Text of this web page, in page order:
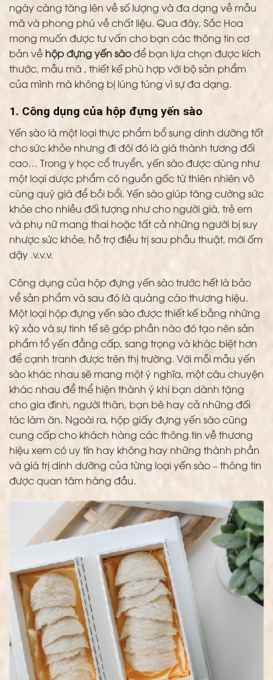
ngày càng tăng lên về số lượng và đa dạng về mẫu
mã và phong phú về chất liệu. Qua đây, Sắc Hoa
mong muốn được tư vấn cho bạn các thông tin cơ
bản về hộp đựng yến sàođể bạn lựa chọn được kích
thước, mẫu mã , thiết kế phù hợp với bộ sản phẩm
của mình mà không bị lúng túng vì sự đa dạng.
1. Công dụng của hộp đựng yến sào
Yến sào là một loại thực phẩm bổ sung dinh dưỡng tốt
cho sức khỏe nhưng đi đôi đó là giá thành tương đối
cao… Trong y học cổ truyển, yến sào được dùng như
một loại dược phẩm có nguồn gốc từ thiên nhiên vô
cùng quý giá để bồi bổi. Yến sào giúp tăng cường sức
khỏe cho nhiều đối tượng như cho người già, trẻ em
và phụ nữ mang thai hoặc tất cả những người bị suy
nhược sức khỏe, hỗ trợ điều trị sau phẫu thuật, mới ốm
dậy .v.v.v.
Công dụng của hộp đựng yến sào trước hết là bảo
vể sản phẩm và sau đó là quảng cáo thương hiệu.
Một loại hộp đựng yến sào được thiết kế bằng những
kỹ xảo và sự tinh tế sẽ góp phần nào đó tạo nên sản
phẩm tổ yến đẳng cấp, sang trọng và khác biệt hơn
để cạnh tranh được trên thị trường. Với mỗi mẫu yến
sào khác nhau sẽ mang một ý nghĩa, một câu chuyện
khác nhau để thể hiện thành ý khi bạn dành tặng
cho gia đình, người thân, bạn bè hay cả những đối
tác làm ăn. Ngoài ra, hộp giấy đựng yến sào cũng
cung cấp cho khách hàng các thông tin về thương
hiệu xem có uy tín hay không hay những thành phần
và giá trị dinh dưỡng của từng loại yến sào – thông tin
được quan tâm hàng đầu.